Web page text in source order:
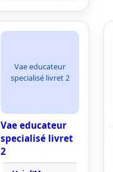
Vae educateur
specialisé livret 2
Vae educateur
specialisé livret
2